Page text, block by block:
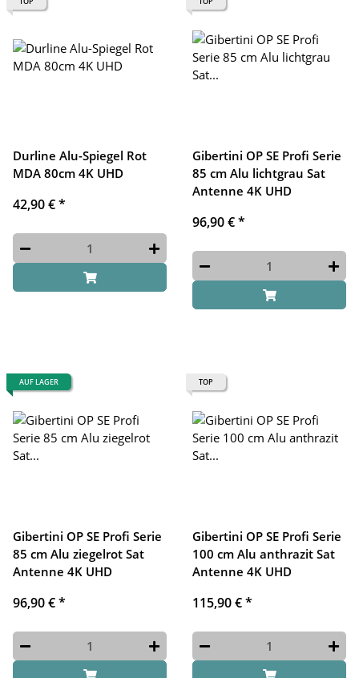
Durline Alu-Spiegel Rot
MDA 80cm 4K UHD
42,90 €*
Gibertini OP SE Profi Serie
85 cm Alu lichtgrau Sat
Antenne 4K UHD
96,90 €*
AUF LAGER
Gibertini OP SE Profi Serie
85 cm Alu ziegelrot Sat
Antenne 4K UHD
96,90 €*
TOP
Gibertini OP SE Profi Serie
100 cm Alu anthrazit Sat
Antenne 4K UHD
115,90 €*